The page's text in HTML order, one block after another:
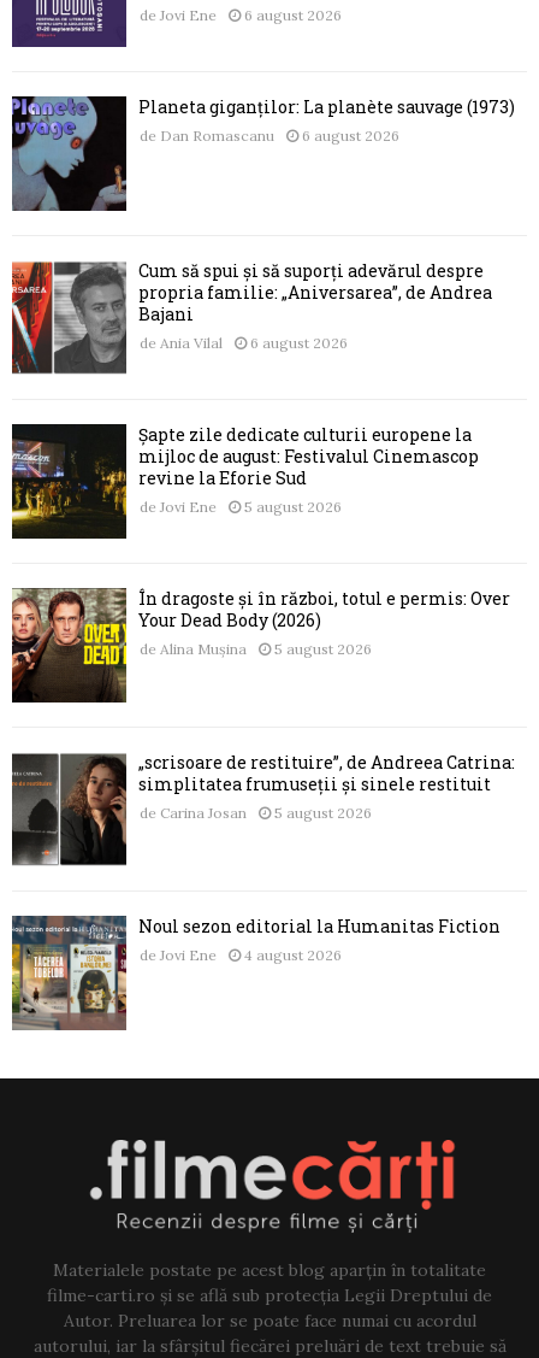
de Jovi Ene 6 august 2026
Planeta giganților: La planète sauvage (1973)
de Dan Romascanu 6 august 2026
Cum să spui și să suporți adevărul despre
propria familie: „Aniversarea”, de Andrea
Bajani
de Ania Vilal 6 august 2026
Șapte zile dedicate culturii europene la
mijloc de august: Festivalul Cinemascop
revine la Eforie Sud
de Jovi Ene 5 august 2026
În dragoste și în război, totul e permis: Over
Your Dead Body (2026)
de Alina Mușina 5 august 2026
„scrisoare de restituire”, de Andreea Catrina:
simplitatea frumuseții și sinele restituit
de Carina Josan 5 august 2026
Noul sezon editorial la Humanitas Fiction
de Jovi Ene 4 august 2026
Materialele postate pe acest blog aparțin în totalitate
filme-carti.ro și se află sub protecția Legii Dreptului de
Autor. Preluarea lor se poate face numai cu acordul
autorului, iar la sfârșitul fiecărei preluări de text trebuie să